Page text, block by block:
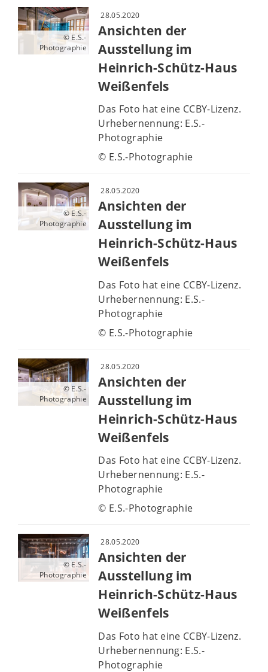
© E.S.-
Photographie
28.05.2020
Ansichten der
Ausstellung im
Heinrich-Schütz-Haus
Weißenfels
Das Foto hat eine CCBY-Lizenz.
Urhebernennung: E.S.-
Photographie
© E.S.-Photographie
© E.S.-
Photographie
28.05.2020
Ansichten der
Ausstellung im
Heinrich-Schütz-Haus
Weißenfels
Das Foto hat eine CCBY-Lizenz.
Urhebernennung: E.S.-
Photographie
© E.S.-Photographie
© E.S.-
Photographie
28.05.2020
Ansichten der
Ausstellung im
Heinrich-Schütz-Haus
Weißenfels
Das Foto hat eine CCBY-Lizenz.
Urhebernennung: E.S.-
Photographie
© E.S.-Photographie
© E.S.-
Photographie
28.05.2020
Ansichten der
Ausstellung im
Heinrich-Schütz-Haus
Weißenfels
Das Foto hat eine CCBY-Lizenz.
Urhebernennung: E.S.-
Photographie